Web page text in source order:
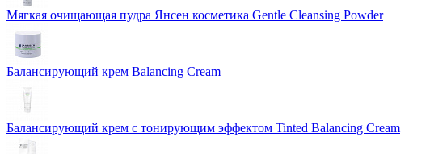
Мягкая очищающая пудра Янсен косметика Gentle Cleansing Powder
Балансирующий крем Balancing Cream
Балансирующий крем с тонирующим эффектом Tinted Balancing Cream